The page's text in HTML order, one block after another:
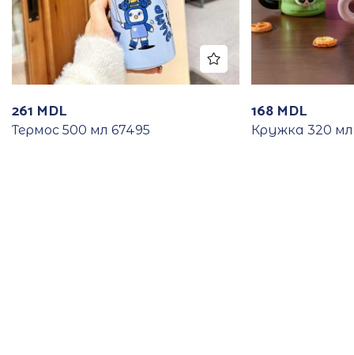
261 MDL
Термос 500 мл 67495
168 MDL
Кружка 320 мл